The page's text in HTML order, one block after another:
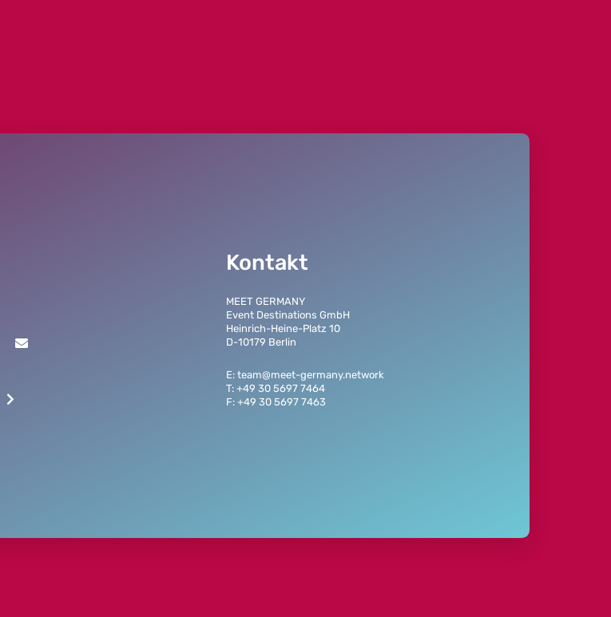
Kontakt
MEET GERMANY
Event Destinations GmbH
Heinrich-Heine-Platz 10
D-10179 Berlin
E: team@meet-germany.network
T: +49 30 5697 7464
F: +49 30 5697 7463